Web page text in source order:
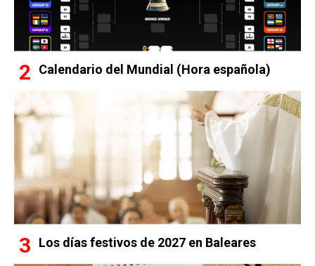
Calendario del Mundial (Hora española)
Los días festivos de 2027 en Baleares